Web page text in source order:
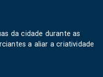
da cidade durante as
a aliar a criatividade